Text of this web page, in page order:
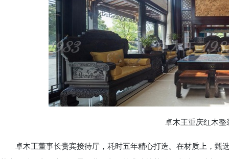
卓木王重庆红木整
卓木王董事长贵宾接待厅，耗时五年精心打造。在材质上，甄